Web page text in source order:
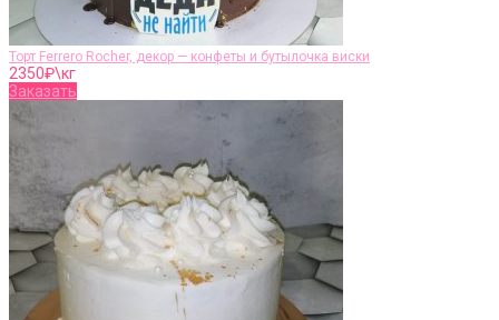
Торт Ferrero Rocher, декор — конфеты и бутылочка виски
2350₽\кг
Заказать